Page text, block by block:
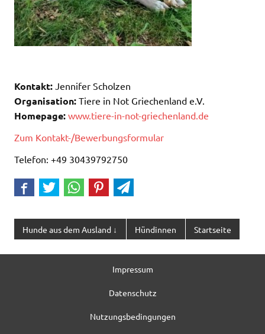
Kontakt: Jennifer Scholzen
Organisation: Tiere in Not Griechenland e.V.
Homepage: www.tiere-in-not-griechenland.de
Zum Kontakt-/Bewerbungsformular
Telefon: +49 30439792750
Hunde aus dem Ausland ↓ Hündinnen Startseite
Impressum
Datenschutz
Nutzungsbedingungen